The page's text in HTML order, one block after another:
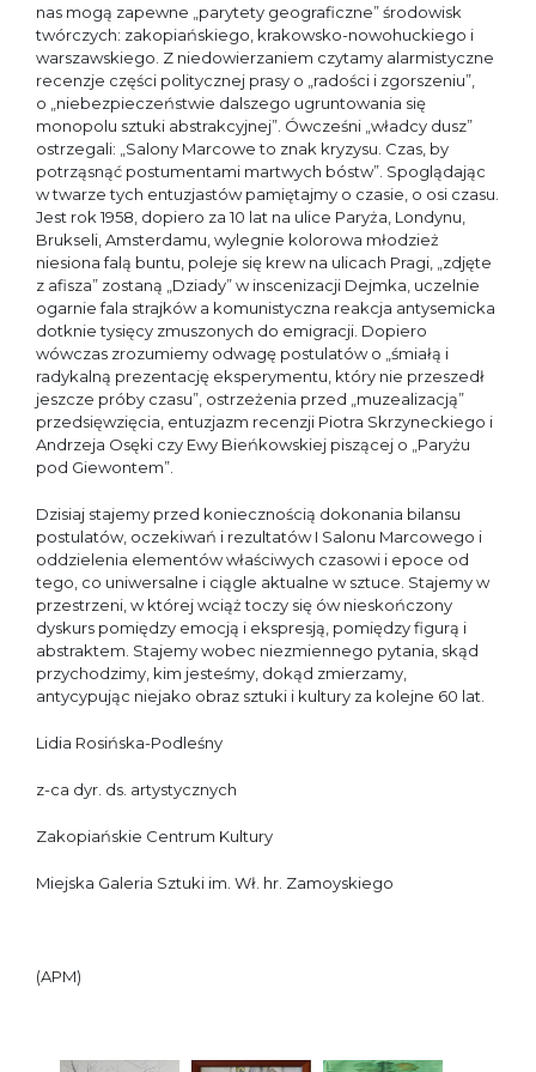
nas mogą zapewne „parytety geograficzne” środowisk
twórczych: zakopiańskiego, krakowsko-nowohuckiego i
warszawskiego. Z niedowierzaniem czytamy alarmistyczne
recenzje części politycznej prasy o „radości i zgorszeniu”,
o „niebezpieczeństwie dalszego ugruntowania się
monopolu sztuki abstrakcyjnej”. Ówcześni „władcy dusz”
ostrzegali: „Salony Marcowe to znak kryzysu. Czas, by
potrząsnąć postumentami martwych bóstw”. Spoglądając
w twarze tych entuzjastów pamiętajmy o czasie, o osi czasu.
Jest rok 1958, dopiero za 10 lat na ulice Paryża, Londynu,
Brukseli, Amsterdamu, wylegnie kolorowa młodzież
niesiona falą buntu, poleje się krew na ulicach Pragi, „zdjęte
z afisza” zostaną „Dziady” w inscenizacji Dejmka, uczelnie
ogarnie fala strajków a komunistyczna reakcja antysemicka
dotknie tysięcy zmuszonych do emigracji. Dopiero
wówczas zrozumiemy odwagę postulatów o „śmiałą i
radykalną prezentację eksperymentu, który nie przeszedł
jeszcze próby czasu”, ostrzeżenia przed „muzealizacją”
przedsięwzięcia, entuzjazm recenzji Piotra Skrzyneckiego i
Andrzeja Osęki czy Ewy Bieńkowskiej piszącej o „Paryżu
pod Giewontem”.
Dzisiaj stajemy przed koniecznością dokonania bilansu
postulatów, oczekiwań i rezultatów I Salonu Marcowego i
oddzielenia elementów właściwych czasowi i epoce od
tego, co uniwersalne i ciągle aktualne w sztuce. Stajemy w
przestrzeni, w której wciąż toczy się ów nieskończony
dyskurs pomiędzy emocją i ekspresją, pomiędzy figurą i
abstraktem. Stajemy wobec niezmiennego pytania, skąd
przychodzimy, kim jesteśmy, dokąd zmierzamy,
antycypując niejako obraz sztuki i kultury za kolejne 60 lat.
Lidia Rosińska-Podleśny
z-ca dyr. ds. artystycznych
Zakopiańskie Centrum Kultury
Miejska Galeria Sztuki im. Wł. hr. Zamoyskiego
(APM)